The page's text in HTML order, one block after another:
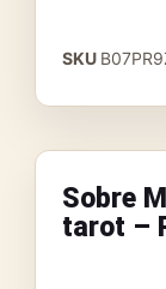
SKU
Sobre
tarot –